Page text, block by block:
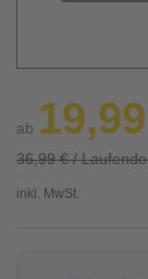
ab
36,99 € /
inkl. MwSt.